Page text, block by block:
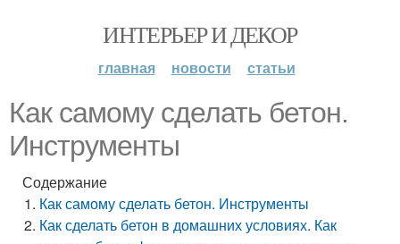
ИНТЕРЬЕР И ДЕКОР
главная новости статьи
Как самому сделать бетон.
Инструменты
Содержание
Как самому сделать бетон. Инструменты
Как сделать бетон в домашних условиях. Как